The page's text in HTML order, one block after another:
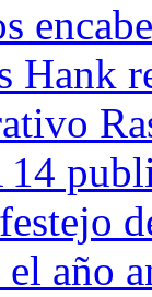
Hank
el año